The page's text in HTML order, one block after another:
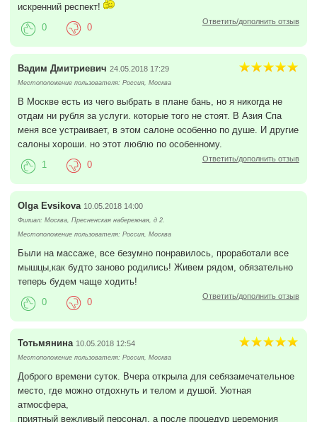
искренний респект!
Ответить/дополнить отзыв
0 0
Вадим Дмитриевич 24.05.2018 17:29
Местоположение пользователя: Россия, Москва
В Москве есть из чего выбрать в плане бань, но я никогда не
отдам ни рубля за услуги. которые того не стоят. В Азия Спа
меня все устраивает, в этом салоне особенно по душе. И другие
салоны хороши. но этот люблю по особенному.
Ответить/дополнить отзыв
1 0
Olga Evsikova 10.05.2018 14:00
Филиал: Москва, Пресненская набережная, д 2.
Местоположение пользователя: Россия, Москва
Были на массаже, все безумно понравилось, проработали все
мышцы,как будто заново родились! Живем рядом, обязательно
теперь будем чаще ходить!
Ответить/дополнить отзыв
0 0
Тотьмянина 10.05.2018 12:54
Местоположение пользователя: Россия, Москва
Доброго времени суток. Вчера открыла для себязамечательное
место, где можно отдохнуть и телом и душой. Уютная
атмосфера,
приятный вежливый персонал, а после процедур церемония